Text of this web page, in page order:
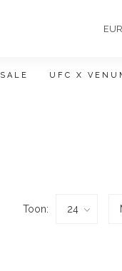
EUR
SALE UFC X
Toon: